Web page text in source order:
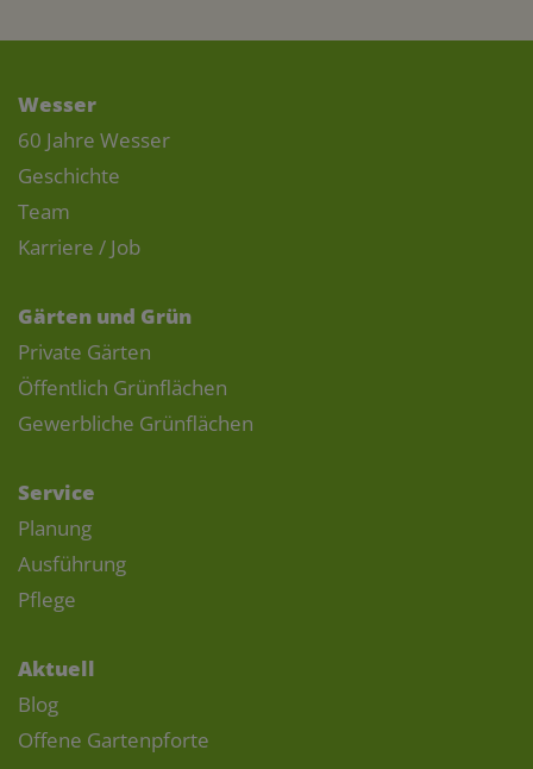
Wesser
60 Jahre Wesser
Geschichte
Team
Karriere / Job
Gärten und Grün
Private Gärten
Öffentlich Grünflächen
Gewerbliche Grünflächen
Service
Planung
Ausführung
Pflege
Aktuell
Blog
Offene Gartenpforte